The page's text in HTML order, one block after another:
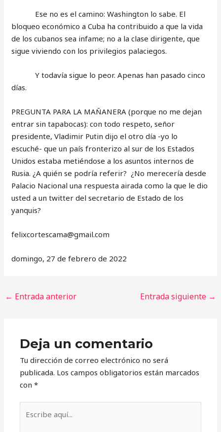
Ese no es el camino: Washington lo sabe. El
bloqueo económico a Cuba ha contribuido a que la vida
de los cubanos sea infame; no a la clase dirigente, que
sigue viviendo con los privilegios palaciegos.
Y todavía sigue lo peor. Apenas han pasado cinco
días.
PREGUNTA PARA LA MAÑANERA (porque no me dejan
entrar sin tapabocas): con todo respeto, señor
presidente, Vladimir Putin dijo el otro día -yo lo
escuché- que un país fronterizo al sur de los Estados
Unidos estaba metiéndose a los asuntos internos de
Rusia. ¿A quién se podría referir? ¿No merecería desde
Palacio Nacional una respuesta airada como la que le dio
usted a un twitter del secretario de Estado de los
yanquis?
‎felixcortescama@gmail.com
domingo, 27 de febrero de 2022
← Entrada anterior Entrada siguiente →
Deja un comentario
Tu dirección de correo electrónico no será
publicada. Los campos obligatorios están marcados
con*
aquí...